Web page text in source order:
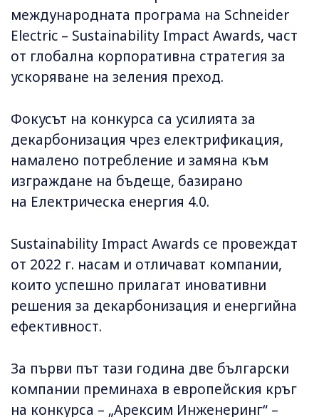
международната програма на Schneider
Electric – Sustainability Impact Awards, част
от глобална корпоративна стратегия за
ускоряване на зеления преход.
Фокусът на конкурса са усилията за
декарбонизация чрез електрификация,
намалено потребление и замяна към
изграждане на бъдеще, базирано
на Електрическа енергия 4.0.
Sustainability Impact Awards се провеждат
от 2022 г. насам и отличават компании,
които успешно прилагат иновативни
решения за декарбонизация и енергийна
ефективност.
За първи път тази година две български
компании преминаха в европейския кръг
на конкурса – „Арексим Инженеринг“ –